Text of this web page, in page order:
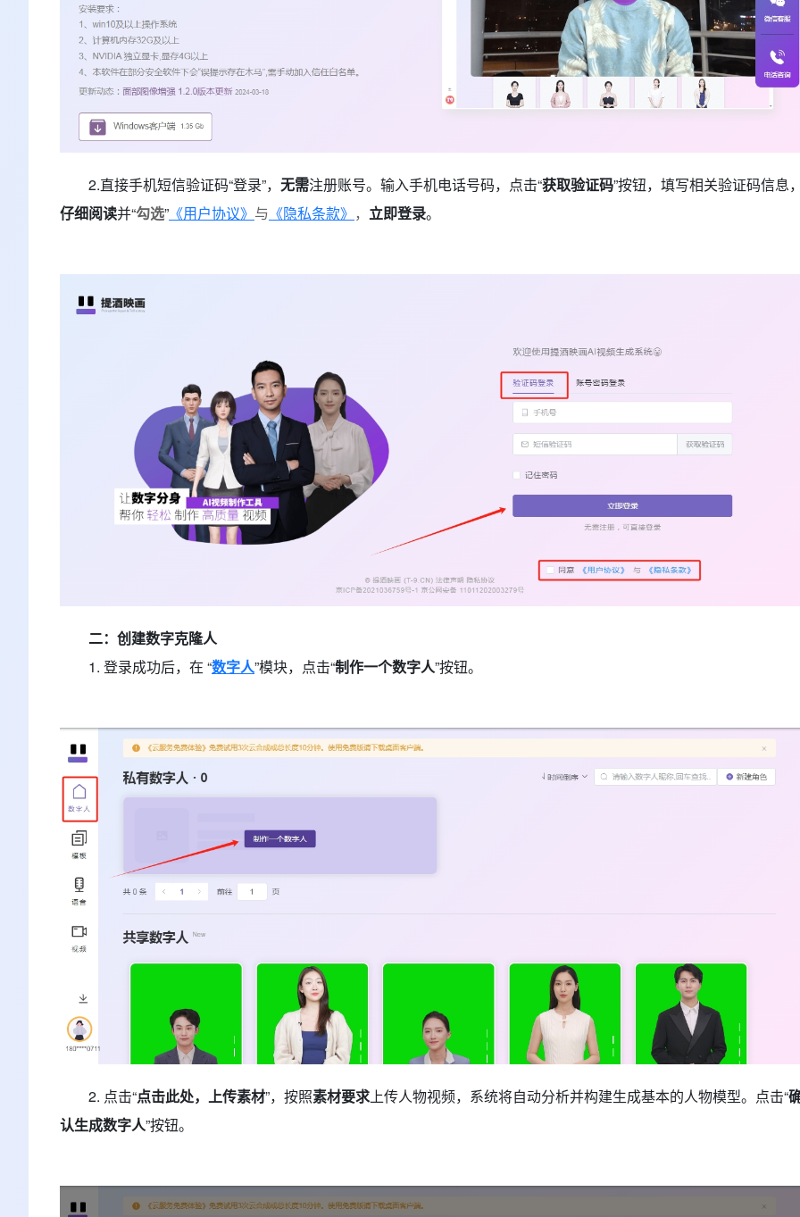
2.直接手机短信验证码“登录”， 无需注册账号。输入手机电话号码，点击“获取验证码”按钮，填写相关验证码信息
仔细阅读并“勾选” 《用户协议》 与 《隐私条款》 ， 立即登录。
二：创建数字克隆人
1. 登录成功后，在 “数字人”模块，点击“制作一个数字人”按钮。
2. 点击“点击此处，上传素材”，按照素材要求上传人物视频，系统将自动分析并构建生成基本的人物模型。点击“
认生成数字人”按钮。